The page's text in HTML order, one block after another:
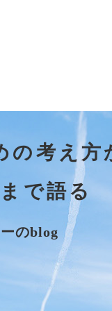
の考え方
で語る
のblog